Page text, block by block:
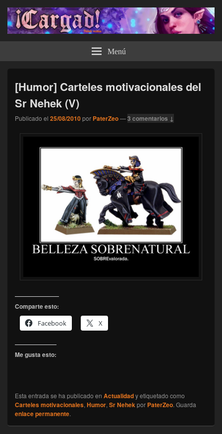
¡Cargad! Menú
[Humor] Carteles motivacionales del
Sr Nehek (V)
Publicado el 25/08/2010por PaterZeo—3 comentarios ↓
Comparte esto:
Facebook
X
Me gusta esto:
Esta entrada se ha publicado en Actualidady etiquetado como
Carteles motivacionales,Humor,Sr Nehekpor PaterZeo. Guarda
enlace permanente.